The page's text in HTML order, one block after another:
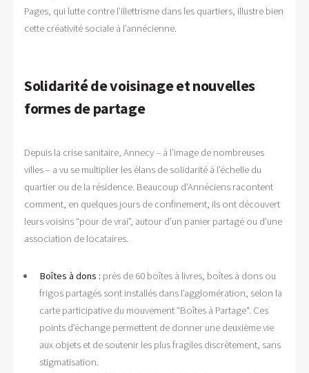
Pages, qui lutte contre l’illettrisme dans les quartiers, illustre bien
cette créativité sociale à l’annécienne.
Solidarité de voisinage et nouvelles
formes de partage
Depuis la crise sanitaire, Annecy – à l’image de nombreuses
villes – a vu se multiplier les élans de solidarité à l’échelle du
quartier ou de la résidence. Beaucoup d’Annéciens racontent
comment, en quelques jours de confinement, ils ont découvert
leurs voisins “pour de vrai”, autour d’un panier partagé ou d’une
association de locataires.
Boîtes à dons : près de 60 boîtes à livres, boîtes à dons ou
frigos partagés sont installés dans l’agglomération, selon la
carte participative du mouvement “Boîtes à Partage“. Ces
points d’échange permettent de donner une deuxième vie
aux objets et de soutenir les plus fragiles discrètement, sans
stigmatisation.